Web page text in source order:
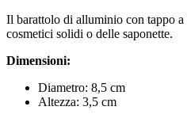
Il barattolo di alluminio con tappo
cosmetici solidi o delle saponette.
Dimensioni:
Diametro: 8,5 cm
Altezza: 3,5 cm